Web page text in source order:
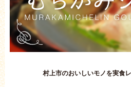
村上市のおいしいモノを実食